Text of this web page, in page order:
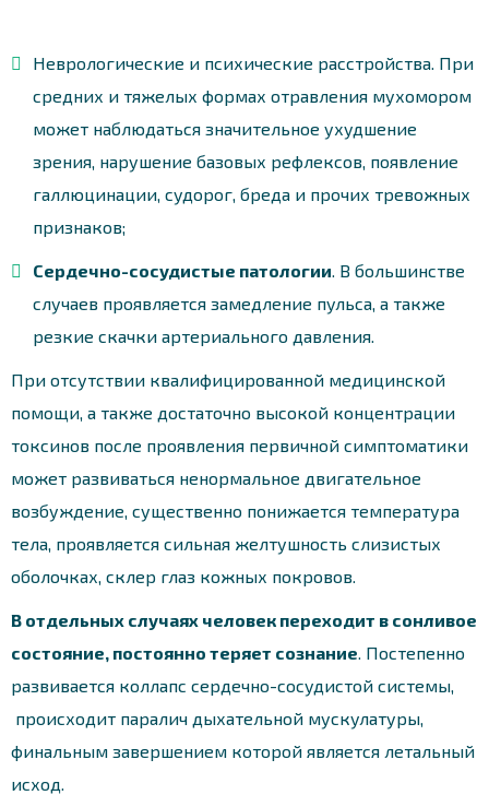
Неврологические и психические расстройства. При
средних и тяжелых формах отравления мухомором
может наблюдаться значительное ухудшение
зрения, нарушение базовых рефлексов, появление
галлюцинации, судорог, бреда и прочих тревожных
признаков;
Сердечно-сосудистые патологии . В большинстве
случаев проявляется замедление пульса, а также
резкие скачки артериального давления.
При отсутствии квалифицированной медицинской
помощи, а также достаточно высокой концентрации
токсинов после проявления первичной симптоматики
может развиваться ненормальное двигательное
возбуждение, существенно понижается температура
тела, проявляется сильная желтушность слизистых
оболочках, склер глаз кожных покровов.
В отдельных случаях человек переходит в сонливое
состояние, постоянно теряет сознание . Постепенно
развивается коллапс сердечно-сосудистой системы,
происходит паралич дыхательной мускулатуры,
финальным завершением которой является летальный
исход.